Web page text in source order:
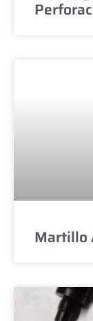
Martillo